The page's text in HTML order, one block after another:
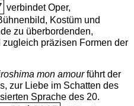
verbindet Oper,
Kostüm und
zu überbordenden,
präzisen Formen der
mon amourführt der
zur Liebe im Schatten des
Sprache des 20.